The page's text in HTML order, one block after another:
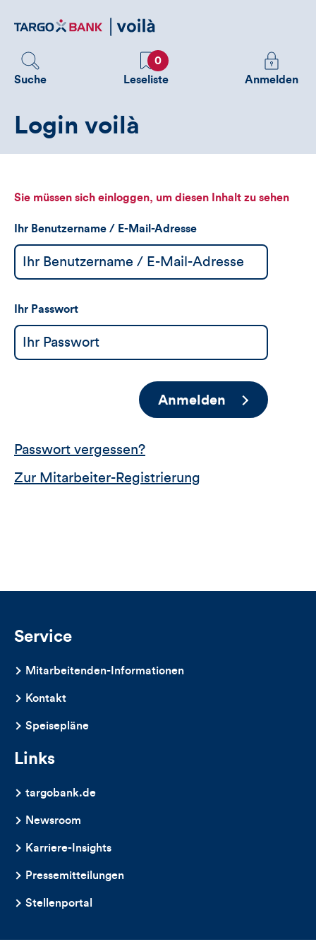
zum
Suche
Favoriten
0
Leseliste
Melden
Sie
sehen
Anmelden
Login voilà
Sie müssen sich einloggen, um diesen Inhalt zu sehen
Ihr Benutzername / E-Mail-Adresse
Ihr Passwort
Anmelden
Passwort vergessen?
Zur Mitarbeiter-Registrierung
Service
Mitarbeitenden-Informationen
Kontakt
Speisepläne
Links
targobank.de
Newsroom
Karriere-Insights
Pressemitteilungen
Stellenportal